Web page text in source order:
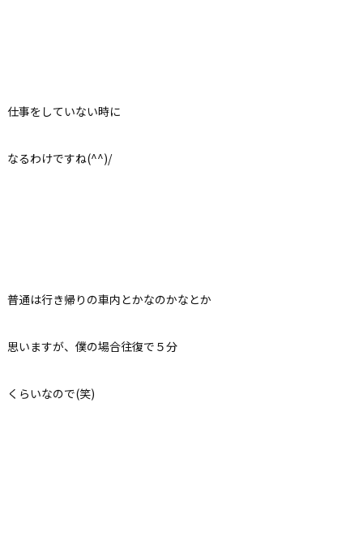
仕事をしていない時に
なるわけですね(^^)/
普通は行き帰りの車内とかなのかなとか
思いますが、僕の場合往復で５分
くらいなので(笑)